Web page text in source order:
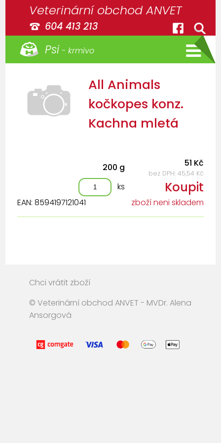
Veterinární obchod ANVET
604 413 213
Psi - krmivo
All Animals
kočkopes konz.
Kachna mletá
zboží neni skladem
EAN: 8594197121041
200 g 51 Kč
bez DPH: 45,54 Kč
ks Koupit
Chci vrátit zboží
© Veterinární obchod ANVET - MVDr. Alena
Ansorgová